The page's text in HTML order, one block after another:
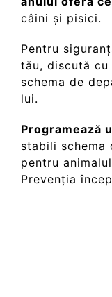
câini și pisici.
Pentru
tău, discută
schema de
lui.
Programează
stabili schema
pentru
Prevenția